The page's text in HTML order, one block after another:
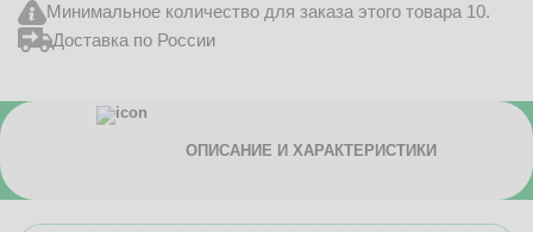
Минимальное количество для заказа этого товара 10.
Доставка по России
ОПИСАНИЕ И ХАРАКТЕРИСТИКИ